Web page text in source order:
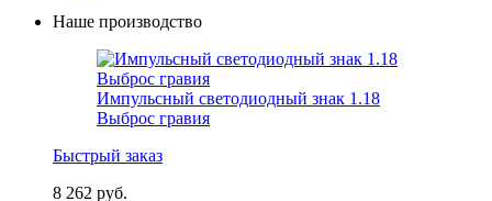
Наше производство
Импульсный светодиодный знак 1.18
Выброс гравия
Быстрый заказ
8 262 руб.